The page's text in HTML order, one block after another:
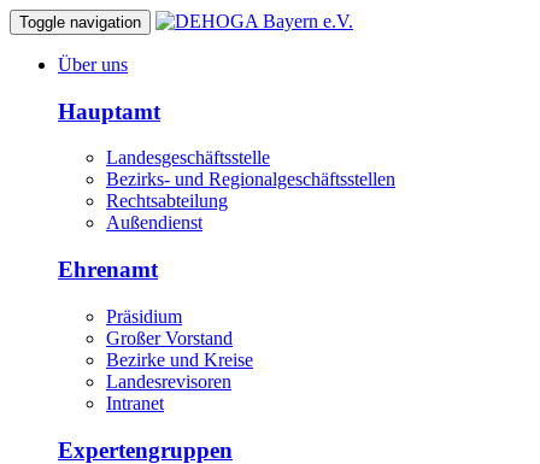
Toggle navigation
Über uns
Hauptamt
Landesgeschäftsstelle
Bezirks- und Regionalgeschäftsstellen
Rechtsabteilung
Außendienst
Ehrenamt
Präsidium
Großer Vorstand
Bezirke und Kreise
Landesrevisoren
Intranet
Expertengruppen